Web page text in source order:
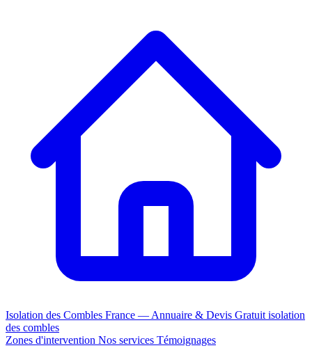
Isolation des Combles France — Annuaire & Devis Gratuit isolation
des combles
Zones d'intervention Nos services Témoignages